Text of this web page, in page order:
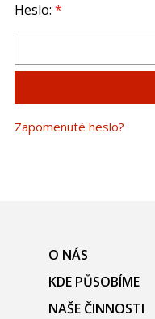
Heslo: *
Zapomenuté heslo?
O NÁS
KDE PŮSOBÍME
NAŠE ČINNOSTI